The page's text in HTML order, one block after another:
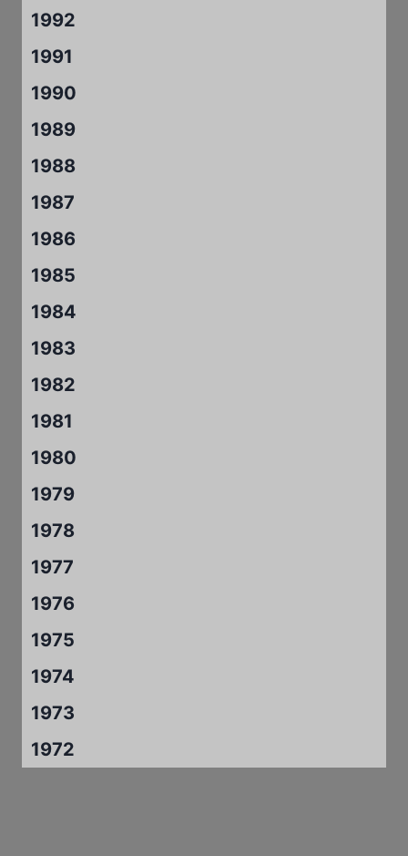
1992
1991
1990
1989
1988
1987
1986
1985
1984
1983
1982
1981
1980
1979
1978
1977
1976
1975
1974
1973
1972